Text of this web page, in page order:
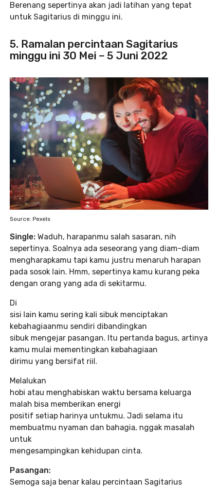
Berenang sepertinya akan jadi latihan yang tepat
untuk Sagitarius di minggu ini.
5. Ramalan percintaan Sagitarius
minggu ini 30 Mei – 5 Juni 2022
Source: Pexels
Single: Waduh, harapanmu salah sasaran, nih
sepertinya. Soalnya ada seseorang yang diam-diam
mengharapkamu tapi kamu justru menaruh harapan
pada sosok lain. Hmm, sepertinya kamu kurang peka
dengan orang yang ada di sekitarmu.
Di
sisi lain kamu sering kali sibuk menciptakan
kebahagiaanmu sendiri dibandingkan
sibuk mengejar pasangan. Itu pertanda bagus, artinya
kamu mulai mementingkan kebahagiaan
dirimu yang bersifat riil.
Melalukan
hobi atau menghabiskan waktu bersama keluarga
malah bisa memberikan energi
positif setiap harinya untukmu. Jadi selama itu
membuatmu nyaman dan bahagia, nggak masalah
untuk
mengesampingkan kehidupan cinta.
Pasangan:
Semoga saja benar kalau percintaan Sagitarius